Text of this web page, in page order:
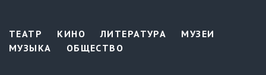
ТЕАТР КИНО ЛИТЕРАТУРА
МУЗЕИ
МУЗЫКА
ОБЩЕСТВО